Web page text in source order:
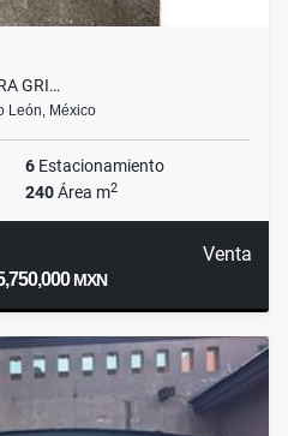
GRI…
León, México
6 Estacionamiento
240Área m2
Venta
MXN